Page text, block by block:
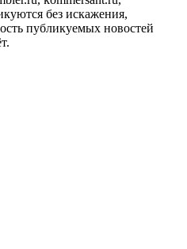
без искажения,
публикуемых новостей